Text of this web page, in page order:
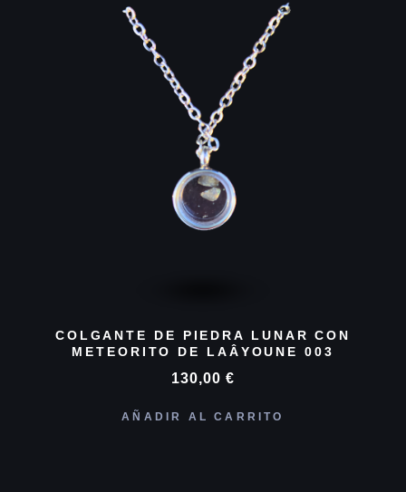
COLGANTE DE PIEDRA LUNAR CON
METEORITO DE LAÂYOUNE 003
130,00 €
AÑADIR AL CARRITO